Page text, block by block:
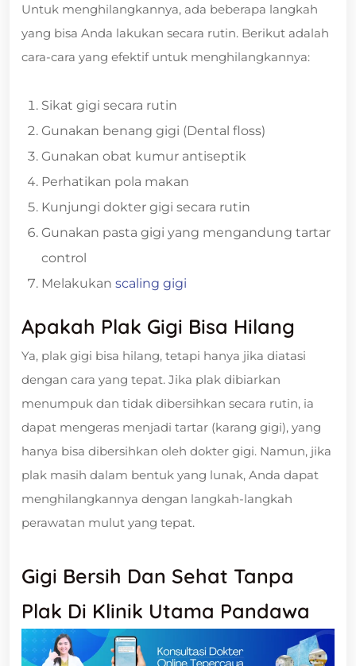
Untuk menghilangkannya, ada beberapa langkah
yang bisa Anda lakukan secara rutin. Berikut adalah
cara-cara yang efektif untuk menghilangkannya:
Sikat gigi secara rutin
Gunakan benang gigi (Dental floss)
Gunakan obat kumur antiseptik
Perhatikan pola makan
Kunjungi dokter gigi secara rutin
Gunakan pasta gigi yang mengandung tartar
control
Melakukan scaling gigi
Apakah Plak Gigi Bisa Hilang
Ya, plak gigi bisa hilang, tetapi hanya jika diatasi
dengan cara yang tepat. Jika plak dibiarkan
menumpuk dan tidak dibersihkan secara rutin, ia
dapat mengeras menjadi tartar (karang gigi), yang
hanya bisa dibersihkan oleh dokter gigi. Namun, jika
plak masih dalam bentuk yang lunak, Anda dapat
menghilangkannya dengan langkah-langkah
perawatan mulut yang tepat.
Gigi Bersih Dan Sehat Tanpa
Plak Di Klinik Utama Pandawa